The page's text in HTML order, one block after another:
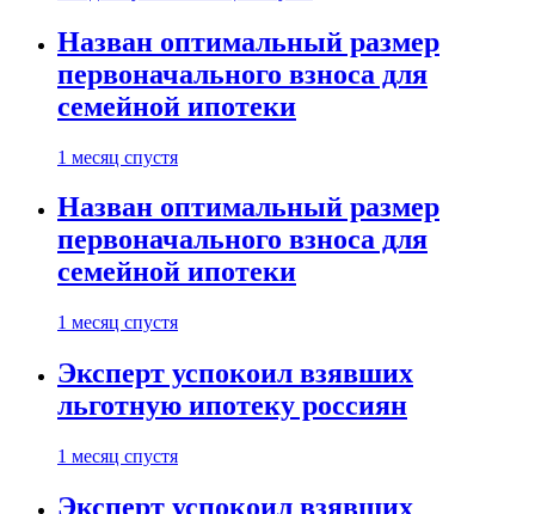
Назван оптимальный размер
первоначального взноса для
семейной ипотеки
1 месяц спустя
Назван оптимальный размер
первоначального взноса для
семейной ипотеки
1 месяц спустя
Эксперт успокоил взявших
льготную ипотеку россиян
1 месяц спустя
Эксперт успокоил взявших